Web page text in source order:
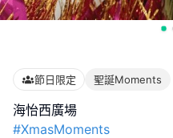
節日限定 聖誕Moments
#XmasMoments